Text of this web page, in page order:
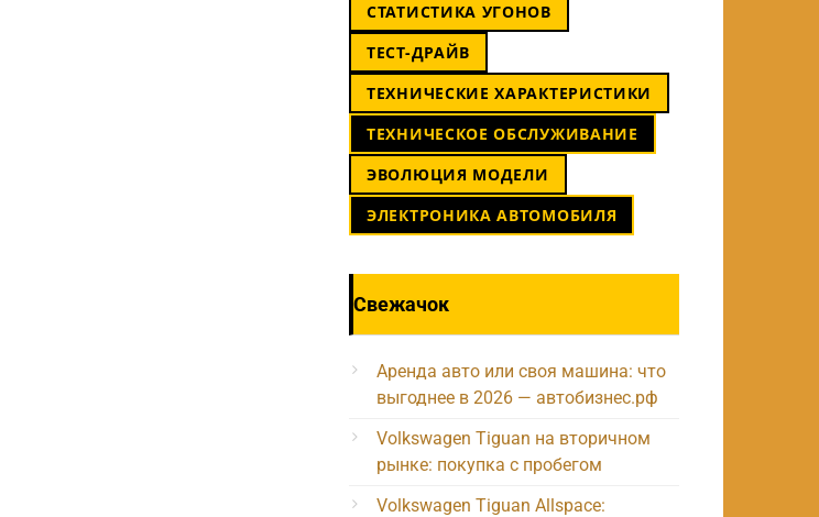
СТАТИСТИКА УГОНОВ
ТЕСТ-ДРАЙВ
ТЕХНИЧЕСКИЕ ХАРАКТЕРИСТИКИ
ТЕХНИЧЕСКОЕ ОБСЛУЖИВАНИЕ
ЭВОЛЮЦИЯ МОДЕЛИ
ЭЛЕКТРОНИКА АВТОМОБИЛЯ
Свежачок
Аренда авто или своя машина: что
выгоднее в 2026 — автобизнес.рф
Volkswagen Tiguan на вторичном
рынке: покупка с пробегом
Volkswagen Tiguan Allspace: